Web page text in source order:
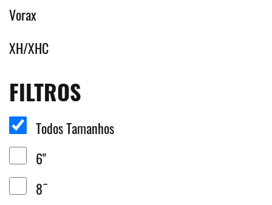
Vorax
XH/XHC
FILTROS
Todos Tamanhos
6"
8˜